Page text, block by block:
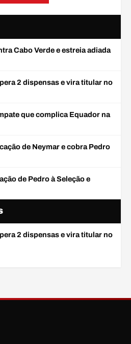
Cabo Verde e estreia adiada
2 dispensas e vira titular no
que complica Equador na
de Neymar e cobra Pedro
de Pedro à Seleção e
2 dispensas e vira titular no